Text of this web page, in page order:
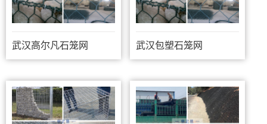
武汉高尔凡石笼网 武汉包塑石笼网